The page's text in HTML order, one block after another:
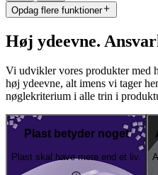
Opdag flere funktioner
Høj ydeevne.
Vi udvikler vores produkter med
høj ydeevne, alt imens vi tager
nøglekriterium i alle trin i
Plast betyder noget
Plast skal have mere end et liv.